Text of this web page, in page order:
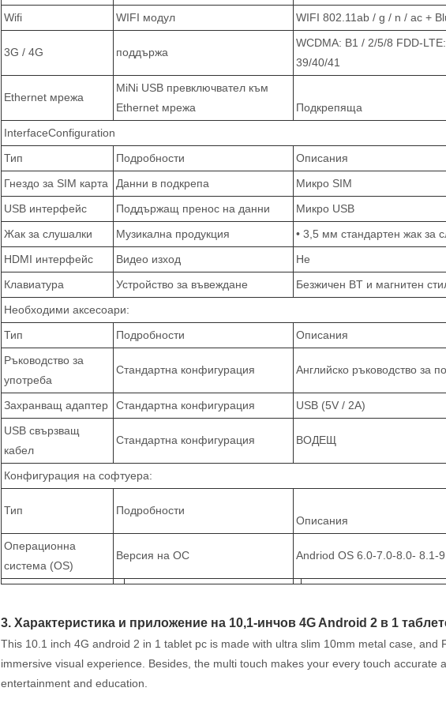
Wifi
WIFI модул WIFI 802.11ab / g / n / ac +
3G / 4G поддържа
WCDMA: B1 / 2/5/8 FDD-
39/40/41
Ethernet мрежа
MiNi USB превключвател към
Ethernet мрежа
Подкрепяща
InterfaceConfiguration
Тип
Подробности
Описания
Гнездо за SIM карта
Данни в подкрепа
Микро SIM
USB интерфейс
Поддържащ пренос на данни
Микро USB
Жак за слушалки
Музикална продукция
• 3,5 мм стандартен жак за
HDMI интерфейс
Видео изход
Не
Клавиатура
Устройство за въвеждане
Безжичен BT и магнитен
Необходими аксесоари:
Тип
Подробности
Описания
Ръководство за
употреба
Стандартна конфигурация Английско ръководство за
Захранващ адаптер Стандартна конфигурация
USB (5V / 2A)
USB свързващ
кабел
Стандартна конфигурация ВОДЕЩ
Конфигурация на софтуера:
Тип
Подробности
Описания
Операционна
система (OS)
Версия на ОС Andriod OS 6.0-7.0-8.0- 8.1-
3. Характеристика и приложение на 10,1-инчов 4G Android 2 в 1
This 10.1 inch 4G android 2 in 1 tablet pc is made with ultra slim 10mm metal case, and
immersive visual experience. Besides, the multi touch makes your every touch accurate
entertainment and education.